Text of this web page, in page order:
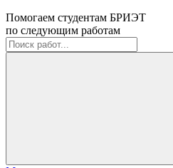
Помогаем студентам БРИЭТ
по следующим работам